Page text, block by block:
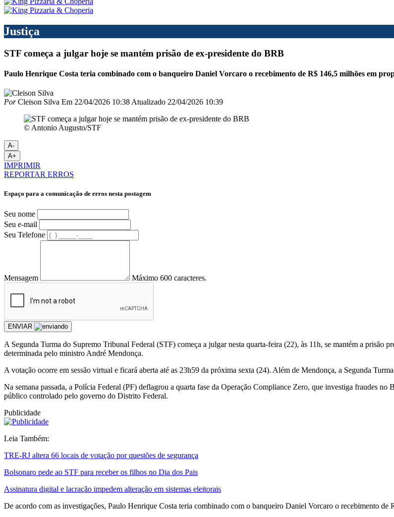
Justiça
STF começa a julgar hoje se mantém prisão de ex-presidente do BRB
Paulo Henrique Costa teria combinado com o banqueiro Daniel Vorcaro o recebimento de R$ 146,5 milhões em
PorCleison Silva Em 22/04/2026 10:38 Atualizado 22/04/2026 10:39
© Antonio Augusto/STF
A-
A+
IMPRIMIR
REPORTAR ERROS
Espaço para a comunicação de erros nesta postagem
Seu nome
Seu e-mail
Seu Telefone
Mensagem Máximo 600 caracteres.
ENVIAR
A Segunda Turma do Supremo Tribunal Federal (STF) começa a julgar nesta quarta-feira (22), às 11h, se mantém a
determinada pelo ministro André Mendonça.
A votação ocorre em sessão virtual e ficará aberta até as 23h59 da próxima sexta (24). Além de Mendonça, a Segunda
Na semana passada, a Polícia Federal (PF) deflagrou a quarta fase da Operação Compliance Zero, que investiga fraudes
público controlado pelo governo do Distrito Federal.
Publicidade
Leia Também:
TRE-RJ altera 66 locais de votação por questões de segurança
Bolsonaro pede ao STF para receber os filhos no Dia dos Pais
Assinatura digital e lacração impedem alteração em sistemas eleitorais
De acordo com as investigações, Paulo Henrique Costa teria combinado com o banqueiro Daniel Vorcaro o recebimento